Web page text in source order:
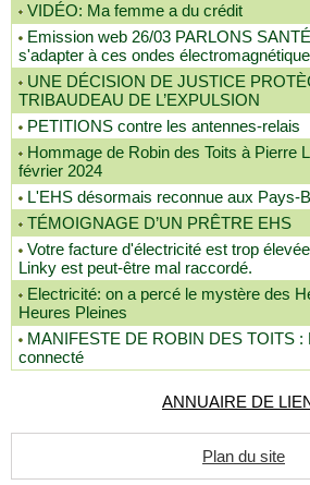
VIDÉO: Ma femme a du crédit
Emission web 26/03 PARLONS
s'adapter à ces ondes
UNE DÉCISION DE JUSTICE
TRIBAUDEAU DE L’EXPULSION
PETITIONS contre les antennes-relais
Hommage de Robin des Toits à Pierre
février 2024
L'EHS désormais reconnue aux Pays-
TÉMOIGNAGE D’UN PRÊTRE EHS
Votre facture d'électricité est trop
Linky est peut-être mal raccordé.
Electricité: on a percé le mystère des
Heures Pleines
MANIFESTE DE ROBIN DES TOITS :
connecté
ANNUAIRE DE
Plan du site